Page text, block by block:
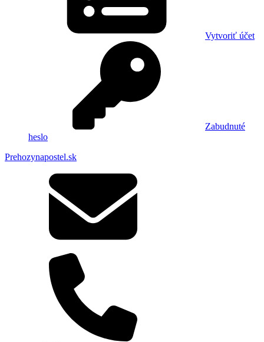
Vytvoriť účet
Zabudnuté
heslo
Prehozynapostel.sk